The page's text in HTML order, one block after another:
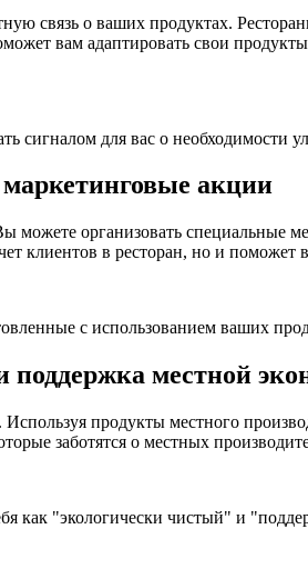
связь о ваших продуктах.
вам адаптировать свои
сигналом для вас о необходимости
акции
организовать специальные
клиентов в ресторан, но и поможет
с использованием ваших
поддержка местной
продукты местного
заботятся о местных
как "экологически чистый" и